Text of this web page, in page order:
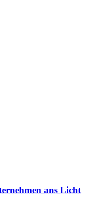
ans Licht